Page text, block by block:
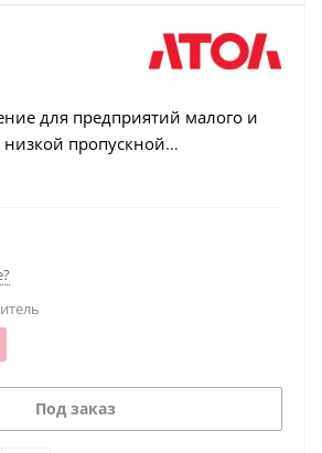
для предприятий малого и
пропускной
кассовым местом.
Под заказ